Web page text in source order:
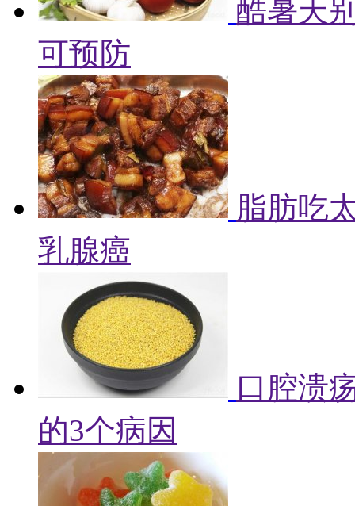
酷暑天
可预防
脂肪吃
乳腺癌
口腔溃
的3个病因